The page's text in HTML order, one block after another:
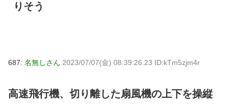
りそう
687: 名無しさん 2023/07/07(金) 08:39:26.23 ID:kTm5zjm4r
高速飛行機、切り離した扇風機の上下を操縦